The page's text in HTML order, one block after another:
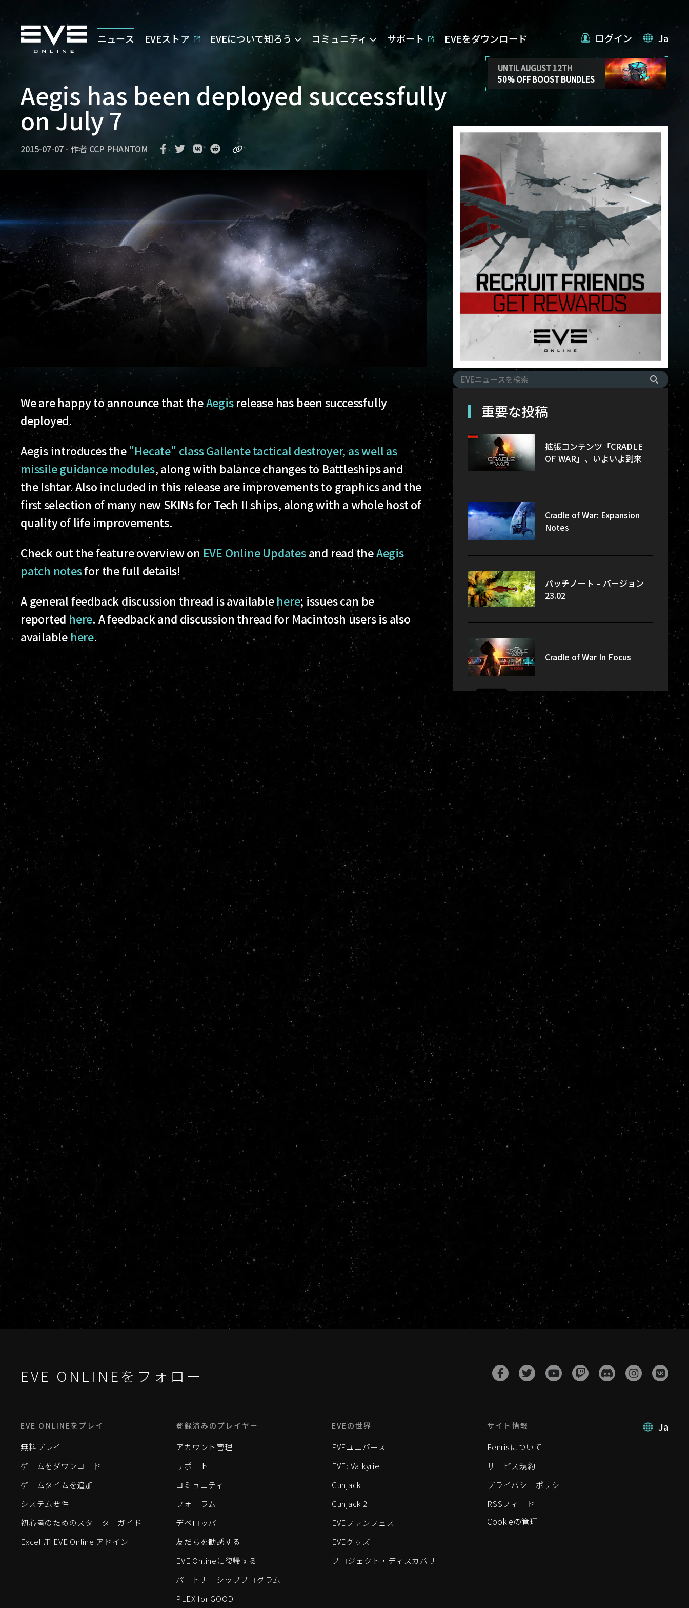
ニュース EVEストア EVEについて知ろう コミュニティ サポート EVEをダウンロード
UNTIL AUGUST 12TH
50% OFF BOOST BUNDLES
ログイン Ja
Aegis has been deployed successfully
on July 7
2015-07-07 - 作者 CCP PHANTOM
We are happy to announce that theAegisrelease has been successfully
deployed.
Aegis introduces the"Hecate" class Gallente tactical destroyer, as well as
missile guidance modules, along with balance changes to Battleships and
the Ishtar. Also included in this release are improvements to graphics and the
first selection of many new SKINs for Tech II ships, along with a whole host of
quality of life improvements.
Check out the feature overview on EVE Online Updatesand read theAegis
patch notesfor the full details!
A general feedback discussion thread is availablehere; issues can be
reported here. A feedback and discussion thread for Macintosh users is also
available here.
重要な投稿
拡張コンテンツ「CRADLE
OF WAR」、いよいよ到来
Cradle of War: Expansion
Notes
パッチノート – バージョン
23.02
Cradle of War In Focus
EVE ONLINEをフォロー
Ja
EVE ONLINEをプレイ
無料プレイ
ゲームをダウンロード
ゲームタイムを追加
システム要件
初心者のためのスターターガイド
Excel 用 EVE Online アドイン
登録済みのプレイヤー
アカウント管理
サポート
コミュニティ
フォーラム
デベロッパー
友だちを勧誘する
EVE Onlineに復帰する
パートナーシッププログラム
PLEX for GOOD
EVEの世界
EVEユニバース
EVE: Valkyrie
Gunjack
Gunjack 2
EVEファンフェス
EVEグッズ
プロジェクト・ディスカバリー
サイト情報
Fenrisについて
サービス規約
プライバシーポリシー
RSSフィード
Cookieの管理